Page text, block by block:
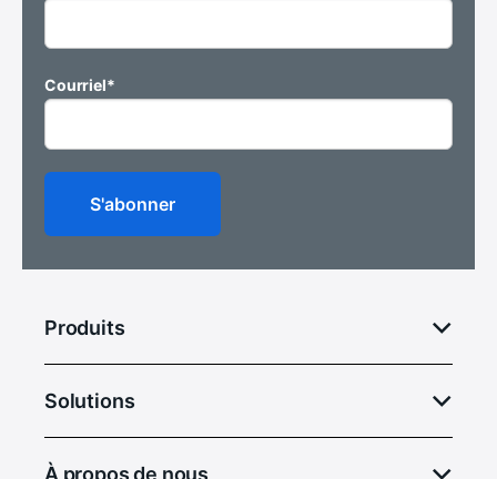
Courriel*
Produits
Solutions
À propos de nous